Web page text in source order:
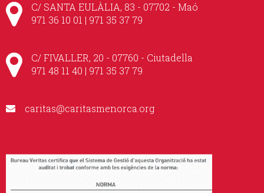
C/ SANTA EULÀLIA, 83 - 07702 - Maó
971 36 10 01 | 971 35 37 79
C/ FIVALLER, 20 - 07760 - Ciutadella
971 48 11 40 | 971 35 37 79
caritas@caritasmenorca.org